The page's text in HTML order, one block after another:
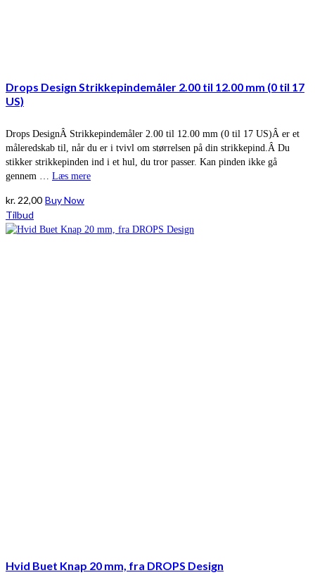
Drops Design Strikkepindemåler 2.00 til 12.00 mm (0 til 17
US)
Drops DesignÂ Strikkepindemåler 2.00 til 12.00 mm (0 til 17 US)Â er et
måleredskab til, når du er i tvivl om størrelsen på din strikkepind.Â Du
stikker strikkepinden ind i et hul, du tror passer. Kan pinden ikke gå
gennem … Læs mere
kr. 22,00 Buy Now
Tilbud
Hvid Buet Knap 20 mm, fra DROPS Design